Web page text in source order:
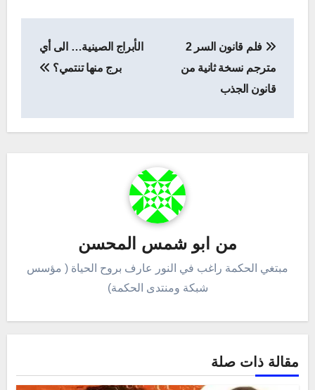
المقالات
فلم قانون السر 2
مترجم نسخة ثانية من
قانون الجذب
الأبراج الصينية… الى أي
برج منها تنتمي؟
من ابو شمس المحسن
مبتغي الحكمة راغب في النور عارف بروح الحياة ( مؤسس
شبكة ومنتدى الحكمة)
مقالة ذات صلة